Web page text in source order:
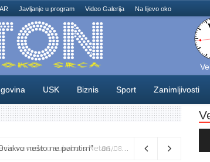
Javljanje u program Video Galerija Na lijevo oko
USK Biznis Sport Zanimljivosti
Vance kaže da će pregovori s Iranom potrajati, odbacio navode o sukobu s Netanyahuom 06/08/2026